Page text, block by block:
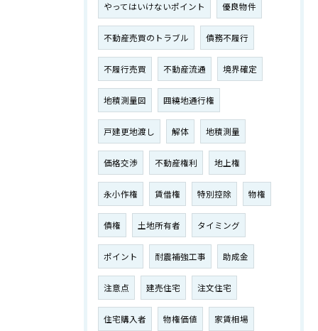
やってはいけないポイント 優良物件
不動産売買のトラブル 債務不履行
不履行売買 不動産流通 境界確定
地積測量図 囲繞地通行権
戸建更地渡し 解体 地積測量
価格交渉 不動産権利 地上権
永小作権 賃借権 特別控除 物権
債権 土地所有者 タイミング
ポイント 耐震補強工事 助成金
注意点 建売住宅 注文住宅
住宅購入者 物権価値 家賃相場